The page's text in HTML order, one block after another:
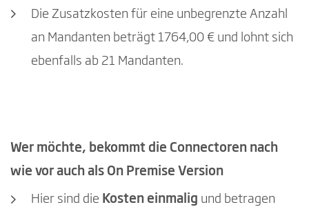
Die Zusatzkosten für eine unbegrenzte Anzahl
an Mandanten beträgt 1764,00 € und lohnt sich
ebenfalls ab 21 Mandanten.
Wer möchte, bekommt die Connectoren nach
wie vor auch als On Premise Version
Hier sind die Kosten einmalig und betragen